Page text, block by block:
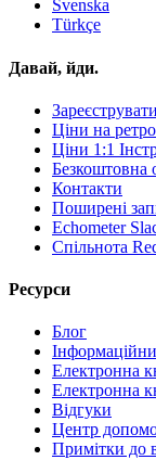
Svenska
Türkçe
Давай, йди.
Ціни на
Ціни 1:1
Безкоштовна
Контакти
Поширені
Echometer
Спільнота
Ресурси
Блог
Електронна
Електронна
Відгуки
Центр
Примітки до